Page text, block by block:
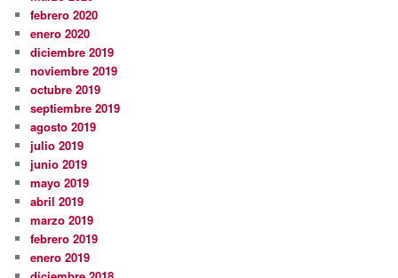
febrero 2020
enero 2020
diciembre 2019
noviembre 2019
octubre 2019
septiembre 2019
agosto 2019
julio 2019
junio 2019
mayo 2019
abril 2019
marzo 2019
febrero 2019
enero 2019